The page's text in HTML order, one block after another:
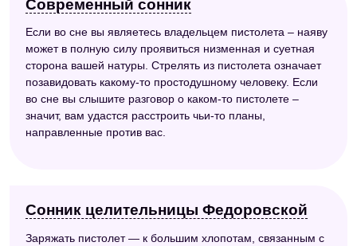
Современный сонник
Если во сне вы являетесь владельцем пистолета – наяву
может в полную силу проявиться низменная и суетная
сторона вашей натуры. Стрелять из пистолета означает
позавидовать какому-то простодушному человеку. Если
во сне вы слышите разговор о каком-то пистолете –
значит, вам удастся расстроить чьи-то планы,
направленные против вас.
Сонник целительницы Федоровской
Заряжать пистолет — к большим хлопотам, связанным с